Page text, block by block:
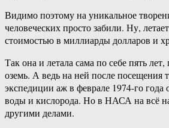
Видимо поэтому на уникальное
человеческих просто забили. Ну,
стоимостью в миллиарды долларов и
Так она и летала сама по себе пять лет,
оземь. А ведь на ней после посещения
экспедиции аж в феврале 1974-го года
воды и кислорода. Но в НАСА на всё
другими делами.